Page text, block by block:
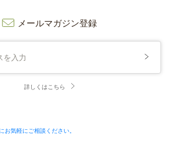
メールマガジン登録
詳しくはこちら